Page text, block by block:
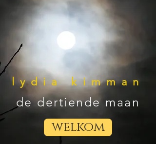
lydia kimman
de dertiende maan
welkom